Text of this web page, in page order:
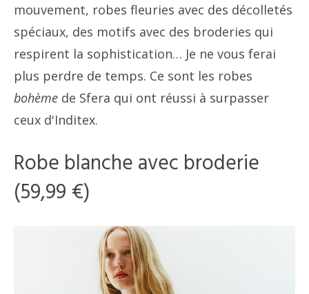
mouvement, robes fleuries avec des décolletés
spéciaux, des motifs avec des broderies qui
respirent la sophistication… Je ne vous ferai
plus perdre de temps. Ce sont les robes
bohème de Sfera qui ont réussi à surpasser
ceux d'Inditex.
Robe blanche avec broderie
(59,99 €)